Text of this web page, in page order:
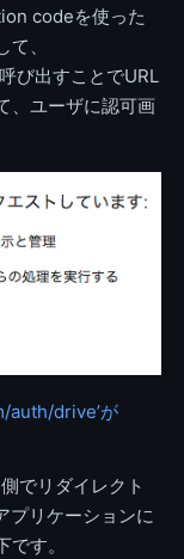
codeを使った
、
び出すことでURL
、ユーザに認可画
drive’が
でリダイレクト
プリケーションに
す。